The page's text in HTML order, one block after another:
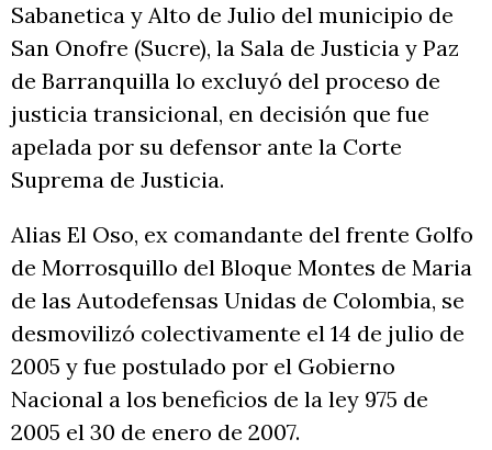
Sabanetica y Alto de Julio del municipio de
San Onofre (Sucre), la Sala de Justicia y Paz
de Barranquilla lo excluyó del proceso de
justicia transicional, en decisión que fue
apelada por su defensor ante la Corte
Suprema de Justicia.
Alias El Oso, ex comandante del frente Golfo
de Morrosquillo del Bloque Montes de Maria
de las Autodefensas Unidas de Colombia, se
desmovilizó colectivamente el 14 de julio de
2005 y fue postulado por el Gobierno
Nacional a los beneficios de la ley 975 de
2005 el 30 de enero de 2007.